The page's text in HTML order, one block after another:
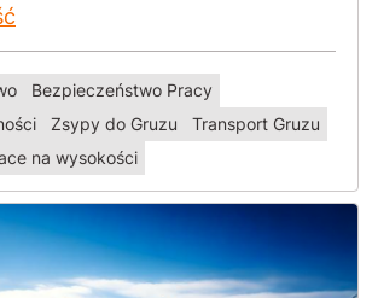
Bezpieczeństwo Pracy
Zsypy do Gruzu
Transport Gruzu
na wysokości